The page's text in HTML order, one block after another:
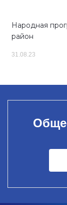
Народная
район
31.08.23